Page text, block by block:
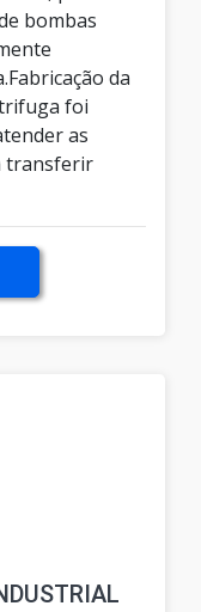
bombas
da
foi
as
transferir